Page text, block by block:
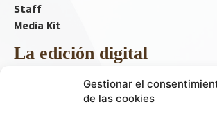
Gestionar el
de las cookies
Staff
Media Kit
La edición digital
Descargar último ejemplar
ir a hemeroteca